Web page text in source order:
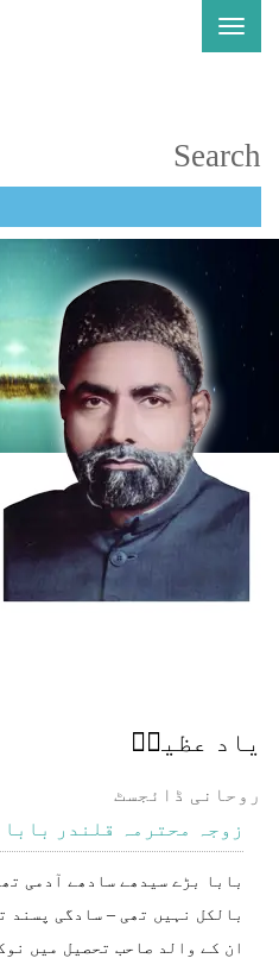
Toggle
navigation
Search
یاد عظیمؒ
روحانی ڈائجسٹ
زوجہ محترمہ قلندر
بابا بڑے سیدھے سادھے آدمی
بالکل نہیں تھی – سادگی پسند
ان کے والد صاحب تحصیل میں